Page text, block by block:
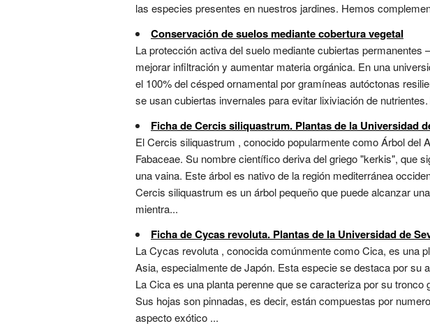
las especies presentes en nuestros jardines. Hemos
Conservación de suelos mediante cobertura vegetal
La protección activa del suelo mediante cubiertas
mejorar infiltración y aumentar materia orgánica. En una
el 100% del césped ornamental por gramíneas autóctonas
se usan cubiertas invernales para evitar lixiviación de
Ficha de Cercis siliquastrum. Plantas de la Universidad
El Cercis siliquastrum , conocido popularmente como Árbol del
Fabaceae. Su nombre científico deriva del griego "kerkis", que
una vaina. Este árbol es nativo de la región mediterránea
Cercis siliquastrum es un árbol pequeño que puede alcanzar
mientra...
Ficha de Cycas revoluta. Plantas de la Universidad de
La Cycas revoluta , conocida comúnmente como Cica, es una
Asia, especialmente de Japón. Esta especie se destaca por su
La Cica es una planta perenne que se caracteriza por su
Sus hojas son pinnadas, es decir, están compuestas por
aspecto exótico ...